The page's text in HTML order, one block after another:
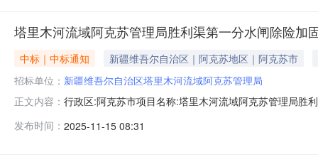
塔里木河流域阿克苏管理局胜利渠第一分水闸除险加
中标｜中标通知
新疆维吾尔自治区｜阿克苏地区｜阿克苏市
招标单位： 新疆维吾尔自治区塔里木河流域阿克苏管理局
正文内容： 行政区:阿克苏市项目名称:塔里木河流域阿克苏管理局胜
自治区塔里木河流域阿克苏河水利管理中心约定容积率:
发布时间： 2025-11-15 08:31